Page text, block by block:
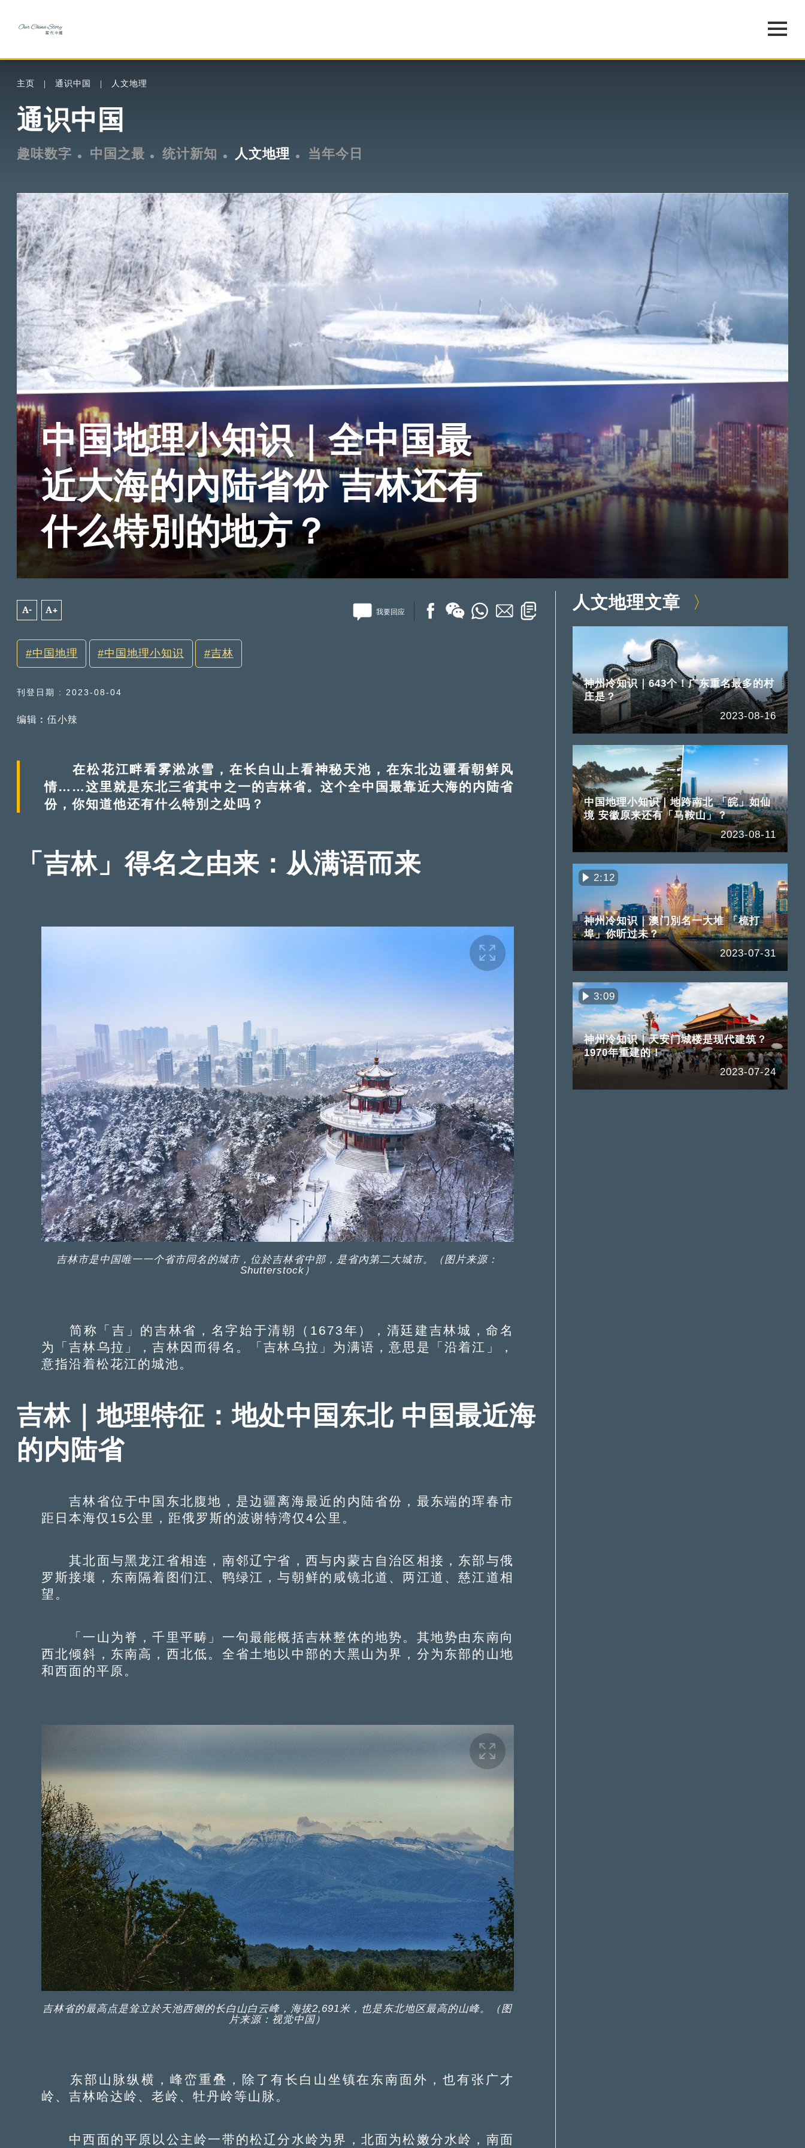
主页 通识中国 人文地理
通识中国
趣味数字 中国之最 统计新知 人文地理 当年今日
中国地理小知识｜全中国最
近大海的內陆省份 吉林还有
什么特別的地方？
A- A+ 我要回应
中国地理 中国地理小知识 吉林
刊登日期 : 2023-08-04
编辑︰伍小辣
在松花江畔看雾淞冰雪，在长白山上看神秘天池，在东北边疆看朝鲜风
情……这里就是东北三省其中之一的吉林省。这个全中国最靠近大海的内陆省
份，你知道他还有什么特別之处吗？
「吉林」得名之由来：从满语而来
吉林市是中国唯一一个省市同名的城市，位於吉林省中部，是省內第二大城市。（图片来源：
Shutterstock）
简称「吉」的吉林省，名字始于清朝（1673年），清廷建吉林城，命名
为「吉林乌拉」，吉林因而得名。「吉林乌拉」为满语，意思是「沿着江」，
意指沿着松花江的城池。
吉林｜地理特征：地处中国东北 中国最近海
的内陆省
吉林省位于中国东北腹地，是边疆离海最近的内陆省份，最东端的珲春市
距日本海仅15公里，距俄罗斯的波谢特湾仅4公里。
其北面与黑龙江省相连，南邻辽宁省，西与内蒙古自治区相接，东部与俄
罗斯接壤，东南隔着图们江、鸭绿江，与朝鲜的咸镜北道、两江道、慈江道相
望。
「一山为脊，千里平畴」一句最能概括吉林整体的地势。其地势由东南向
西北倾斜，东南高，西北低。全省土地以中部的大黑山为界，分为东部的山地
和西面的平原。
吉林省的最高点是耸立於天池西侧的长白山白云峰，海拔2,691米，也是东北地区最高的山峰。（图
片来源：视觉中国）
东部山脉纵横，峰峦重叠，除了有长白山坐镇在东南面外，也有张广才
岭、吉林哈达岭、老岭、牡丹岭等山脉。
中西面的平原以公主岭一带的松辽分水岭为界，北面为松嫩分水岭，南面
人文地理文章
神州冷知识｜643个！广东重名最多的村
庄是？
2023-08-16
中国地理小知识｜地跨南北 「皖」如仙
境 安徽原来还有「马鞍山」？
2023-08-11
2:12
神州冷知识｜澳门別名一大堆 「梳打
埠」你听过未？
2023-07-31
3:09
神州冷知识｜天安门城楼是现代建筑？
1970年重建的！
2023-07-24